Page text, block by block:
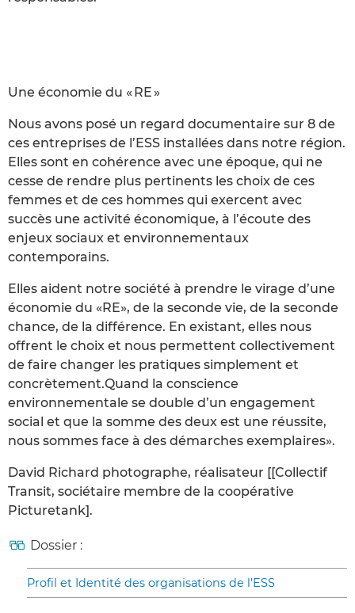
Une économie du « RE »
Nous avons posé un regard documentaire sur 8 de
ces entreprises de l’ESS installées dans notre région.
Elles sont en cohérence avec une époque, qui ne
cesse de rendre plus pertinents les choix de ces
femmes et de ces hommes qui exercent avec
succès une activité économique, à l’écoute des
enjeux sociaux et environnementaux
contemporains.
Elles aident notre société à prendre le virage d’une
économie du «RE», de la seconde vie, de la seconde
chance, de la différence. En existant, elles nous
offrent le choix et nous permettent collectivement
de faire changer les pratiques simplement et
concrètement.Quand la conscience
environnementale se double d’un engagement
social et que la somme des deux est une réussite,
nous sommes face à des démarches exemplaires».
David Richard photographe, réalisateur [[Collectif
Transit, sociétaire membre de la coopérative
Picturetank].
Dossier :
Profil et Identité des organisations de l’ESS